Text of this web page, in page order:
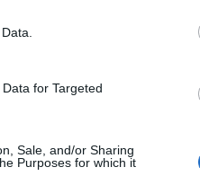
for Targeted
Sale, and/or Sharing
Purposes for which it
της Διεύθυνσης Π.Ε.
αφενός την εξουθένωση
έλλειψη των
να
των νεοδιόριστων